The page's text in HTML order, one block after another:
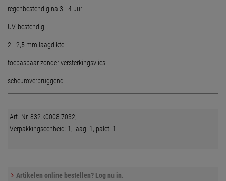
regenbestendig na 3 - 4 uur
UV-bestendig
2 - 2,5 mm laagdikte
toepasbaar zonder versterkingsvlies
scheuroverbruggend
Art.-Nr. 832.k0008.7032,
Verpakkingseenheid: 1, laag: 1, palet: 1
Artikelen online bestellen? Log nu in.